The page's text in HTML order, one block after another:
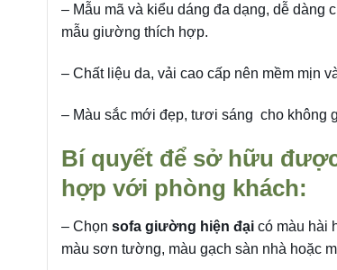
– Mẫu mã và kiểu dáng đa dạng, dễ dàng
mẫu giường thích hợp.
– Chất liệu da, vải cao cấp nên mềm mịn
– Màu sắc mới đẹp, tươi sáng cho không
Bí quyết để sở hữu
hợp với phòng khách:
– Chọn sofa giường hiện đại có màu hài
màu sơn tường, màu gạch sàn nhà hoặc